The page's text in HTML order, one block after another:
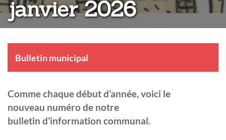
janvier 2026
Bulletin municipal
Comme chaque début d’année, voici le
nouveau numéro de notre
bulletin d’information communal.